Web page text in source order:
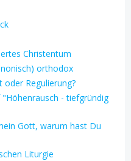
Christentum
orthodox
Regulierung?
- tiefgründig
Gott, warum hast Du
Liturgie